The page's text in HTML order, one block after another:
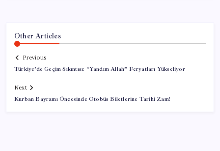
Other Articles
Previous
Türkiye’de Geçim Sıkıntısı: “Yandım Allah” Feryatları Yükseliyor
Next
Kurban Bayramı Öncesinde Otobüs Biletlerine Tarihi Zam!